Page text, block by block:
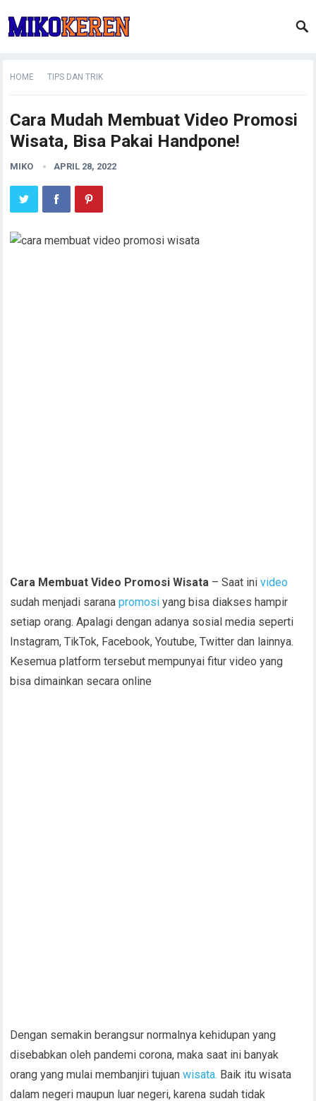
HOME TIPS DAN TRIK
Cara Mudah Membuat Video Promosi
Wisata, Bisa Pakai Handpone!
MIKO APRIL 28, 2022
Cara Membuat Video Promosi Wisata – Saat inivideo
sudah menjadi saranapromosi yang bisa diakses hampir
setiap orang. Apalagi dengan adanya sosial media seperti
Instagram, TikTok, Facebook, Youtube, Twitter dan lainnya.
Kesemua platform tersebut mempunyai fitur video yang
bisa dimainkan secara online
Dengan semakin berangsur normalnya kehidupan yang
disebabkan oleh pandemi corona, maka saat ini banyak
orang yang mulai membanjiri tujuanwisata. Baik itu wisata
dalam negeri maupun luar negeri, karena sudah tidak